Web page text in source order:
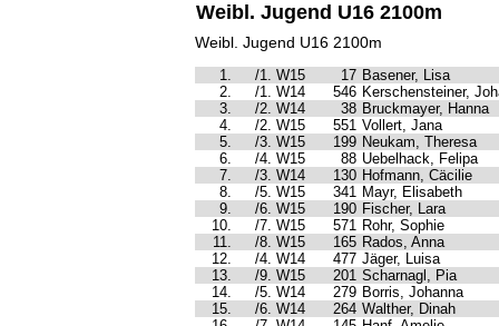
Weibl. Jugend U16 2100m
Weibl. Jugend U16 2100m
1. /1. W15 17 Basener, Lisa
2.
/1. W14 546 Kerschensteiner,
3.
/2. W14 38 Bruckmayer, Hanna
4.
/2. W15 551 Vollert, Jana
5.
/3. W15 199 Neukam, Theresa
6.
/4. W15 88 Uebelhack, Felipa
7.
/3. W14 130 Hofmann, Cäcilie
8.
/5. W15 341 Mayr, Elisabeth
9.
/6. W15 190 Fischer, Lara
10.
/7. W15 571 Rohr, Sophie
11.
/8. W15 165 Rados, Anna
12.
/4. W14 477 Jäger, Luisa
13.
/9. W15 201 Scharnagl, Pia
14.
/5. W14 279 Borris, Johanna
15.
/6. W14 264 Walther, Dinah